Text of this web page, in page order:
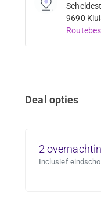
9690
Deal opties
2
Inclusief